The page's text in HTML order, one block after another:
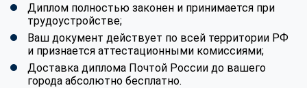
Диплом полностью законен и принимается при
трудоустройстве;
Ваш документ действует по всей территории РФ
и признается аттестационными комиссиями;
Доставка диплома Почтой России до вашего
города абсолютно бесплатно.